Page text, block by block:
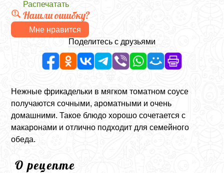
Распечатать
Нашли ошибку?
Мне нравится
Поделитесь с друзьями
Нежные фрикадельки в мягком томатном соусе
получаются сочными, ароматными и очень
домашними. Такое блюдо хорошо сочетается с
макаронами и отлично подходит для семейного
обеда.
О рецепте